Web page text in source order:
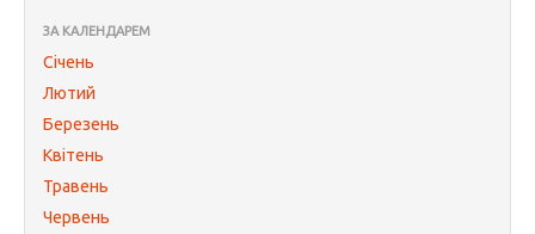
ЗА КАЛЕНДАРЕМ
Січень
Лютий
Березень
Квітень
Травень
Червень